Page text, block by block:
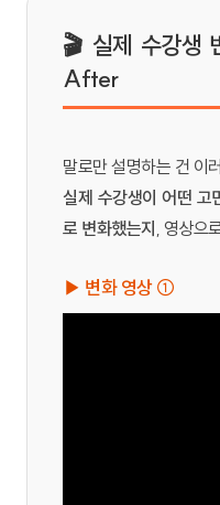
🎬 실제 수강
After
말로만 설명하는 건 이
실제 수강생이 어떤 고
로 변화했는지 , 영상으
▶ 변화 영상 ①